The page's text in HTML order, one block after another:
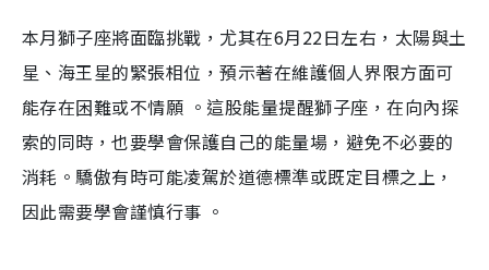
本月獅子座將面臨挑戰，尤其在6月22日左右，太陽與土
星、海王星的緊張相位，預示著在維護個人界限方面可
能存在困難或不情願 。這股能量提醒獅子座，在向內探
索的同時，也要學會保護自己的能量場，避免不必要的
消耗。驕傲有時可能凌駕於道德標準或既定目標之上，
因此需要學會謹慎行事 。